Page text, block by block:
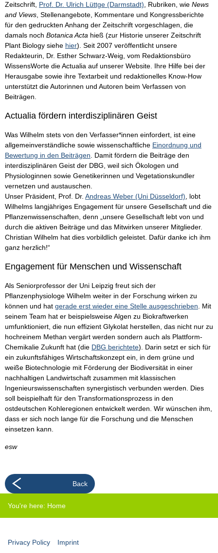
Zeitschrift, Prof. Dr. Ulrich Lüttge (Darmstadt), Rubriken, wie News
and Views, Stellenangebote, Kommentare und Kongressberichte
für den gedruckten Anhang der Zeitschrift vorgeschlagen, die
damals noch Botanica Acta hieß (zur Historie unserer Zeitschrift
Plant Biology siehe hier). Seit 2007 veröffentlicht unsere
Redakteurin, Dr. Esther Schwarz-Weig, vom Redaktionsbüro
WissensWorte die Actualia auf unserer Website. Ihre Hilfe bei der
Herausgabe sowie ihre Textarbeit und redaktionelles Know-How
unterstützt die Autorinnen und Autoren beim Verfassen von
Beiträgen.
Actualia fördern interdisziplinären Geist
Was Wilhelm stets von den Verfasser*innen einfordert, ist eine
allgemeinverständliche sowie wissenschaftliche Einordnung und
Bewertung in den Beiträgen. Damit fördern die Beiträge den
interdisziplinären Geist der DBG, weil sich Ökologen und
Physiologinnen sowie Genetikerinnen und Vegetationskundler
vernetzen und austauschen.
Unser Präsident, Prof. Dr. Andreas Weber (Uni Düsseldorf), lobt
Wilhelms langjähriges Engagement für unsere Gesellschaft und die
Pflanzenwissenschaften, denn „unsere Gesellschaft lebt von und
durch die aktiven Beiträge und das Mitwirken unserer Mitglieder.
Christian Wilhelm hat dies vorbildlich geleistet. Dafür danke ich ihm
ganz herzlich!“
Engagement für Menschen und Wissenschaft
Als Seniorprofessor der Uni Leipzig freut sich der
Pflanzenphysiologe Wilhelm weiter in der Forschung wirken zu
können und hat gerade erst wieder eine Stelle ausgeschrieben. Mit
seinem Team hat er beispielsweise Algen zu Biokraftwerken
umfunktioniert, die nun effizient Glykolat herstellen, das nicht nur zu
hochreinem Methan vergärt werden sondern auch als Plattform-
Chemikalie Zukunft hat (die DBG berichtete). Darin setzt er sich für
ein zukunftsfähiges Wirtschaftskonzept ein, in dem grüne und
weiße Biotechnologie mit Förderung der Biodiversität in einer
nachhaltigen Landwirtschaft zusammen mit klassischen
Ingenieurswissenschaften synergistisch verbunden werden. Dies
soll beispielhaft für den Transformationsprozess in den
ostdeutschen Kohleregionen entwickelt werden. Wir wünschen ihm,
dass er sich noch lange für die Forschung und die Menschen
einsetzen kann.
esw
Back
You're here: Home
Privacy Policy Imprint